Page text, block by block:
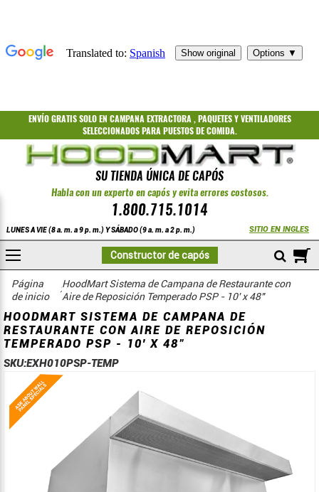
ENVÍO GRATISSOLO EN CAMPANA EXTRACTORA ,PAQUETESYVENTILADORES
SELECCIONADOS PARA PUESTOS DE COMIDA.
SU TIENDA ÚNICA DE CAPÓS
Habla con un experto en capós y evita errores costosos.
1.800.715.1014
LUNES A VIE (8 a. m. a 9 p. m.) Y SÁBADO (9 a. m. a 2 p. m.) SITIO EN INGLES
Constructor de capós
Página
de inicio
COMPRAR
PSP estándar
HoodMart Sistema de Campana de Restaurante con
Aire de Reposición Temperado PSP - 10' x 48"
HOODMART SISTEMA DE CAMPANA DE
RESTAURANTE CON AIRE DE REPOSICIÓN
TEMPERADO PSP - 10' X 48"
SKU:EXH010PSP-TEMP
Saltar
al
final
Saltar
al
comienzo